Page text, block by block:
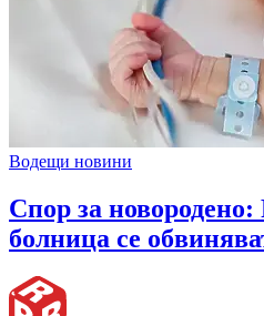
Водещи новини
Спор за новородено:
болница се